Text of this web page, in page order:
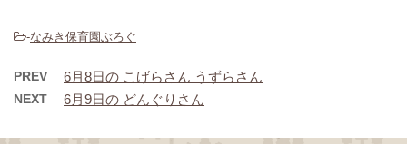
-なみき保育園ぶろぐ
PREV 6月8日の こげらさん うずらさん
NEXT 6月9日の どんぐりさん